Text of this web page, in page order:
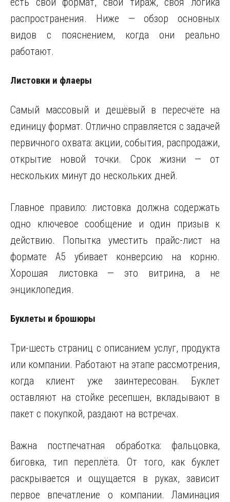
распространения. Ниже — обзор основных
видов с пояснением, когда они реально
работают.
Листовки и флаеры
Самый массовый и дешёвый в пересчёте на
единицу формат. Отлично справляется с задачей
первичного охвата: акции, события, распродажи,
открытие новой точки. Срок жизни — от
нескольких минут до нескольких дней.
Главное правило: листовка должна содержать
одно ключевое сообщение и один призыв к
действию. Попытка уместить прайс-лист на
формате А5 убивает конверсию на корню.
Хорошая листовка — это витрина, а не
энциклопедия.
Буклеты и брошюры
Три-шесть страниц с описанием услуг, продукта
или компании. Работают на этапе рассмотрения,
когда клиент уже заинтересован. Буклет
оставляют на стойке ресепшен, вкладывают в
пакет с покупкой, раздают на встречах.
Важна постпечатная обработка: фальцовка,
биговка, тип переплёта. От того, как буклет
раскрывается и ощущается в руках, зависит
первое впечатление о компании. Ламинация